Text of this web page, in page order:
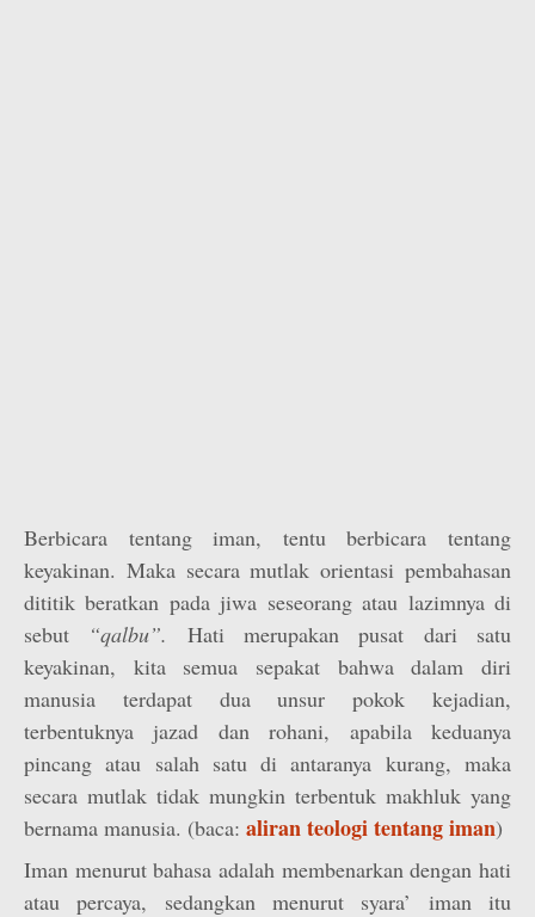
Berbicara tentang iman, tentu berbicara tentang
keyakinan. Maka secara mutlak orientasi pembahasan
dititik beratkan pada jiwa seseorang atau lazimnya di
sebut
“qalbu”. Hati merupakan pusat dari satu
keyakinan, kita semua sepakat bahwa dalam diri
manusia terdapat dua unsur pokok kejadian,
terbentuknya jazad dan rohani, apabila keduanya
pincang atau salah satu di antaranya kurang, maka
secara mutlak tidak mungkin terbentuk makhluk yang
bernama manusia. (baca: aliran teologi tentang iman)
Iman menurut bahasa adalah membenarkan dengan hati
atau percaya, sedangkan menurut syara’ iman itu